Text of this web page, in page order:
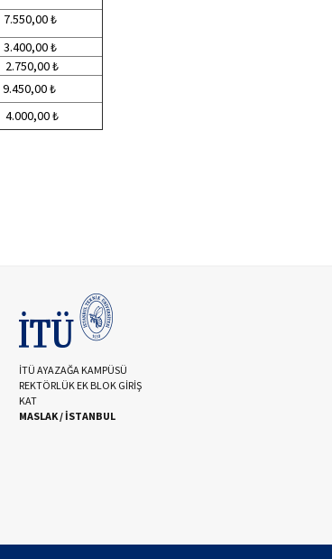
7.550,00 ₺
3.400,00 ₺
2.750,00 ₺
9.450,00 ₺
4.000,00 ₺
İTÜ AYAZAĞA KAMPÜSÜ
REKTÖRLÜK EK BLOK GİRİŞ
KAT
MASLAK / İSTANBUL